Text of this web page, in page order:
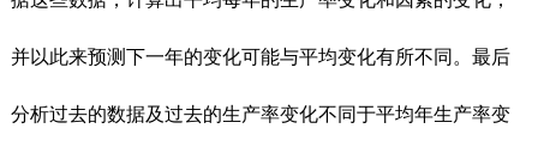
并以此来预测下一年的变化可能与平均变化有所不同。最后
分析过去的数据及过去的生产率变化不同于平均年生产率变